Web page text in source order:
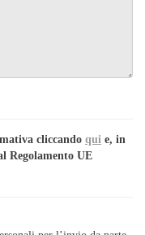
cliccando qui e, in
Regolamento UE